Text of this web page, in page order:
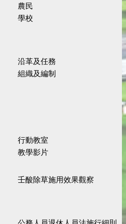
農民
學校
沿革及任務
組織及編制
行動教室
教學影片
壬酸除草施用效果觀察